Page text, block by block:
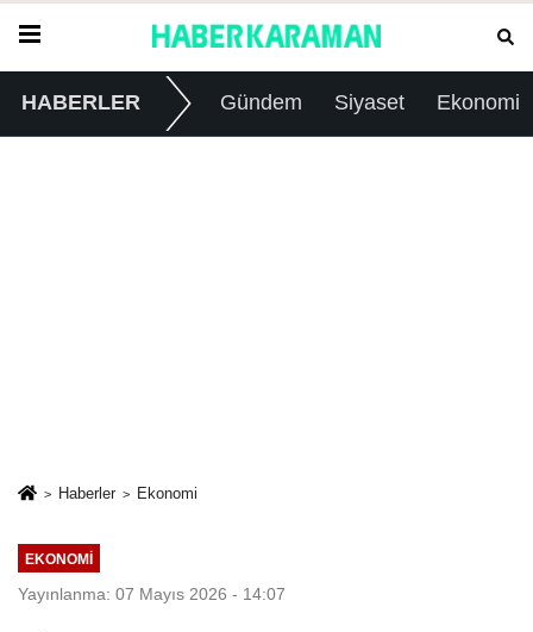
HABERLER Gündem Siyaset Ekonomi
Haberler Ekonomi
EKONOMI
Yayınlanma: 07 Mayıs 2026 - 14:07